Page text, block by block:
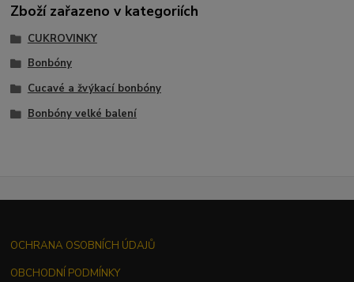
Zboží zařazeno v kategoriích
CUKROVINKY
Bonbóny
Cucavé a žvýkací bonbóny
Bonbóny velké balení
OCHRANA OSOBNÍCH ÚDAJŮ
OBCHODNÍ PODMÍNKY